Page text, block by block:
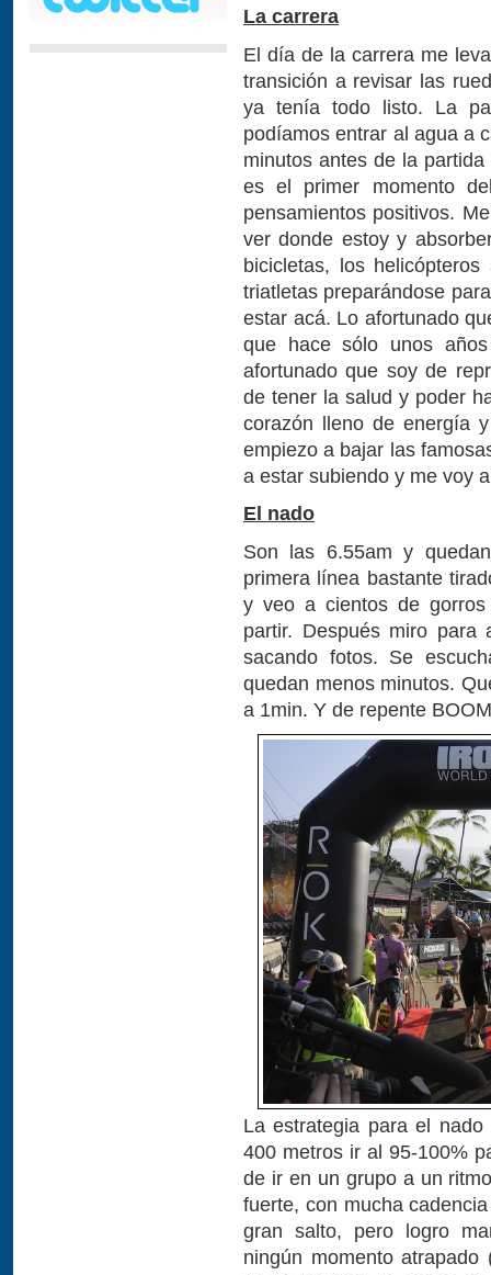
La carrera
El día de la carrera me
transición a revisar las
ya tenía todo listo. La
podíamos entrar al agua a
minutos antes de la
es el primer momento
pensamientos positivos.
ver donde estoy y
bicicletas, los
triatletas preparándose
estar acá. Lo afortunado
que hace sólo unos
afortunado que soy de
de tener la salud y poder
corazón lleno de energía
empiezo a bajar las
a estar subiendo y me voy
El nado
Son las 6.55am y
primera línea bastante
y veo a cientos de
partir. Después miro
sacando fotos. Se
quedan menos minutos.
a 1min. Y de repente
La estrategia para el
400 metros ir al 95-100%
de ir en un grupo a un
fuerte, con mucha
gran salto, pero logro
ningún momento